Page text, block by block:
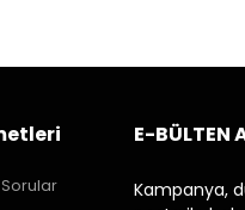
E-BÜLTEN
Kampanya,